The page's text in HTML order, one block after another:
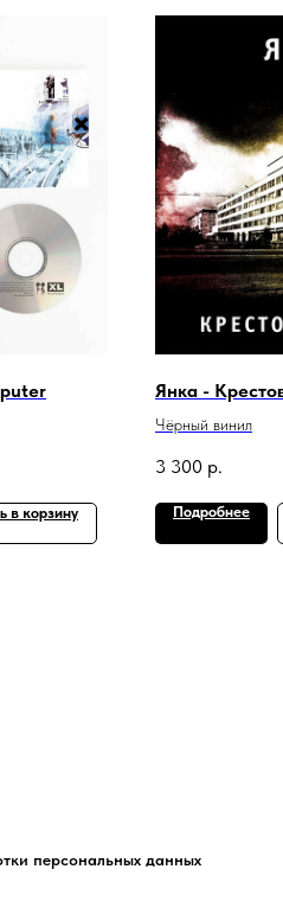
в корзину
Янка -
Чёрный винил
3 300 р.
Подробнее
персональных данных